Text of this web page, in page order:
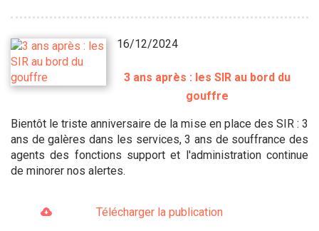
16/12/2024
3 ans après : les SIR au bord du
gouffre
Bientôt le triste anniversaire de la mise en place des SIR : 3
ans de galères dans les services, 3 ans de souffrance des
agents des fonctions support et l'administration continue
de minorer nos alertes.
Télécharger la publication